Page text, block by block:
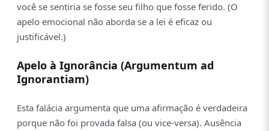
você se sentiria se fosse seu filho que fosse ferido. (O
apelo emocional não aborda se a lei é eficaz ou
justificável.)
Apelo à Ignorância (Argumentum ad
Ignorantiam)
Esta falácia argumenta que uma afirmação é verdadeira
porque não foi provada falsa (ou vice-versa). Ausência